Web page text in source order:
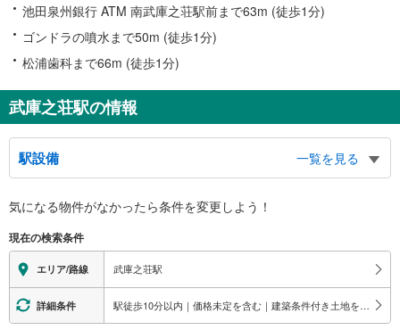
池田泉州銀行 ATM 南武庫之荘駅前まで63m (徒歩1分)
ゴンドラの噴水まで50m (徒歩1分)
松浦歯科まで66m (徒歩1分)
武庫之荘駅の情報
駅設備
一覧を見る
※段差なしでの移動経路
地上⇔改札⇔ホーム：○
エレベータ
・各ホーム⇔改札内連絡通路
・南改札⇔地上出口
トイレ
気になる物件がなかったら条件を変更しよう！
現在の検索条件
エリア/路線 武庫之荘駅
詳細条件 駅徒歩10分以内｜価格未定を含む｜建築条件付き土地を含む